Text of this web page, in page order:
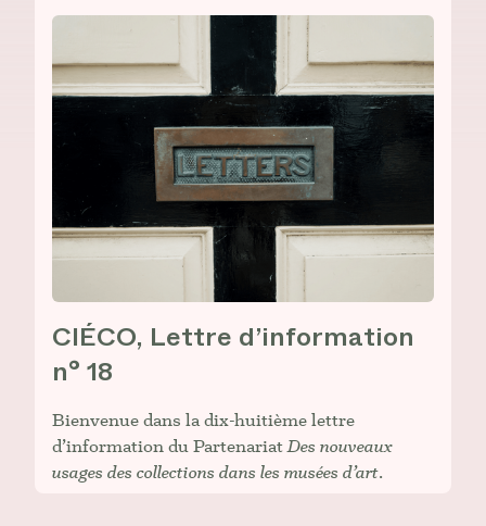
CIÉCO, Lettre d’information
n° 18
Bienvenue dans la dix-huitième lettre
d’information du PartenariatDes nouveaux
usages des collections dans les musées d’art.